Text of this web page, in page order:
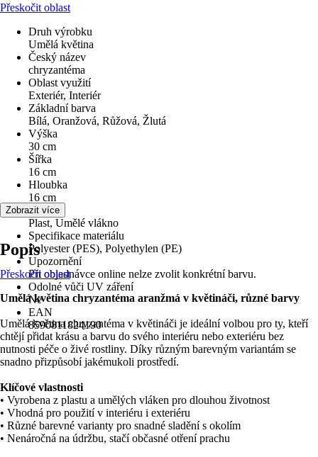
Přeskočit oblast
Druh výrobku
Umělá květina
Český název
chryzantéma
Oblast využití
Exteriér, Interiér
Základní barva
Bílá, Oranžová, Růžová, Žlutá
Výška
30 cm
Šířka
16 cm
Hloubka
16 cm
Materiál
Plast, Umělé vlákno
Specifikace materiálu
Polyester (PES), Polyethylen (PE)
Upozornění
Při objednávce online nelze zvolit konkrétní barvu.
Odolné vůči UV záření
Ne
EAN
8590811824190
Zobrazit více
Popis
Přeskočit oblast
Umělá květina chryzantéma aranžmá v květináči, různé barvy
Umělá květina chryzantéma v květináči je ideální volbou pro ty, kteří
chtějí přidat krásu a barvu do svého interiéru nebo exteriéru bez
nutnosti péče o živé rostliny. Díky různým barevným variantám se
snadno přizpůsobí jakémukoli prostředí.
Klíčové vlastnosti
• Vyrobena z plastu a umělých vláken pro dlouhou životnost
• Vhodná pro použití v interiéru i exteriéru
• Různé barevné varianty pro snadné sladění s okolím
• Nenáročná na údržbu, stačí občasné otření prachu